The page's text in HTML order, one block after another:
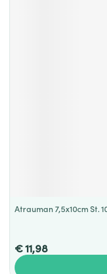
Atrauman 7,5x10cm St.
€ 11,98